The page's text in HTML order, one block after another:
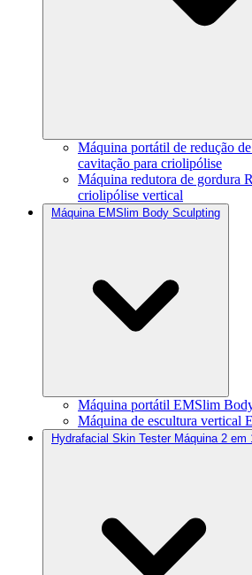
Máquina portátil de redução
cavitação para criolipólise
Máquina redutora de gordura
criolipólise vertical
Máquina EMSlim Body Sculpting
Máquina portátil EMSlim
Máquina de escultura vertical
Hydrafacial Skin Tester Máquina 2 em